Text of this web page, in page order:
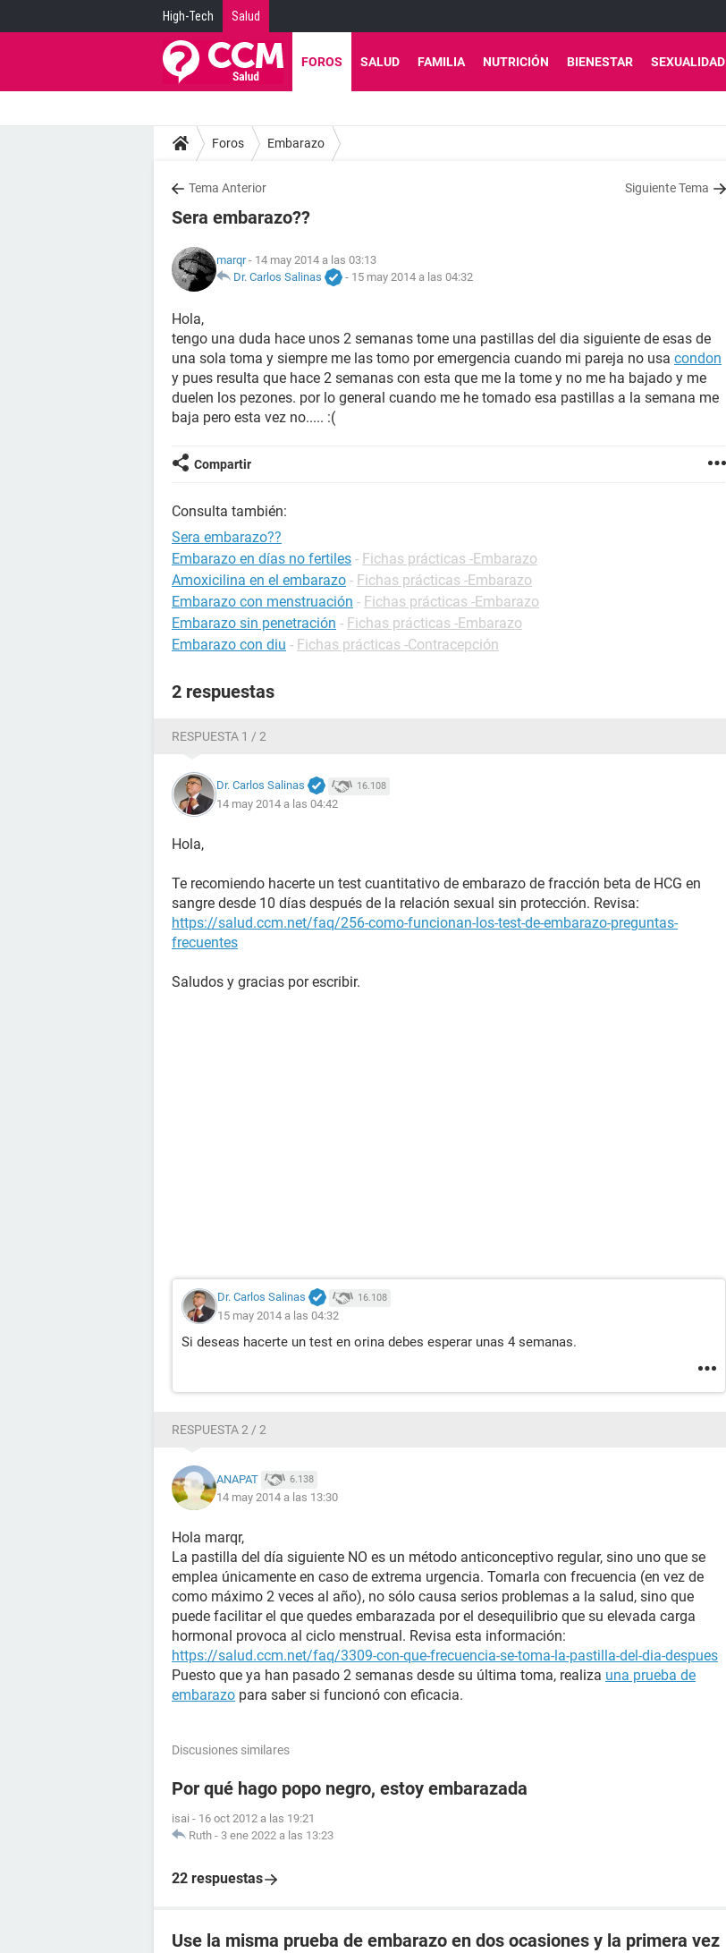
High-Tech Salud
FOROS SALUD FAMILIA NUTRICIÓN BIENESTAR SEXUALIDAD
Foros Embarazo
Tema Anterior Siguiente Tema
Sera embarazo??
marqr- 14 may 2014 a las 03:13
Dr. Carlos Salinas
- 15 may 2014 a las 04:32
Hola,
tengo una duda hace unos 2 semanas tome una pastillas del dia siguiente de esas de
una sola toma y siempre me las tomo por emergencia cuando mi pareja no usa condon
y pues resulta que hace 2 semanas con esta que me la tome y no me ha bajado y me
duelen los pezones. por lo general cuando me he tomado esa pastillas a la semana me
baja pero esta vez no..... :(
Compartir
Consulta también:
Sera embarazo??
Embarazo en días no fertiles - Fichas prácticas -Embarazo
Amoxicilina en el embarazo - Fichas prácticas -Embarazo
Embarazo con menstruación - Fichas prácticas -Embarazo
Embarazo sin penetración - Fichas prácticas -Embarazo
Embarazo con diu - Fichas prácticas -Contracepción
2 respuestas
RESPUESTA 1 / 2
Dr. Carlos Salinas 16.108
14 may 2014 a las 04:42
Hola,
Te recomiendo hacerte un test cuantitativo de embarazo de fracción beta de HCG en
sangre desde 10 días después de la relación sexual sin protección. Revisa:
https://salud.ccm.net/faq/256-como-funcionan-los-test-de-embarazo-preguntas-
frecuentes
Saludos y gracias por escribir.
Dr. Carlos Salinas 16.108
15 may 2014 a las 04:32
Si deseas hacerte un test en orina debes esperar unas 4 semanas.
RESPUESTA 2 / 2
ANAPAT 6.138
14 may 2014 a las 13:30
Hola marqr,
La pastilla del día siguiente NO es un método anticonceptivo regular, sino uno que se
emplea únicamente en caso de extrema urgencia. Tomarla con frecuencia (en vez de
como máximo 2 veces al año), no sólo causa serios problemas a la salud, sino que
puede facilitar el que quedes embarazada por el desequilibrio que su elevada carga
hormonal provoca al ciclo menstrual. Revisa esta información:
https://salud.ccm.net/faq/3309-con-que-frecuencia-se-toma-la-pastilla-del-dia-despues
Puesto que ya han pasado 2 semanas desde su última toma, realiza una prueba de
embarazo para saber si funcionó con eficacia.
Discusiones similares
Por qué hago popo negro, estoy embarazada
isai - 16 oct 2012 a las 19:21
Ruth - 3 ene 2022 a las 13:23
22 respuestas
Use la misma prueba de embarazo en dos ocasiones y la primera vez